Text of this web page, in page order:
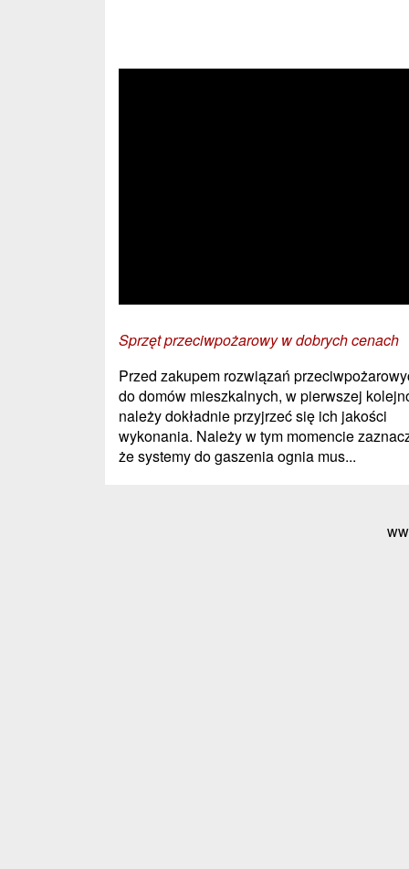
Sprzęt przeciwpożarowy w dobrych cenach
Przed zakupem rozwiązań
do domów mieszkalnych, w pierwszej
należy dokładnie przyjrzeć się ich jakości
wykonania. Należy w tym momencie
że systemy do gaszenia ognia mus...